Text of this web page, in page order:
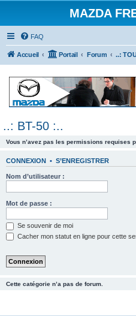
MAZDA
FAQ
Accueil Portail Forum
..: BT-50 :..
Vous n’avez pas les permissions requises
CONNEXION • S’ENREGISTRER
Nom d’utilisateur :
Mot de passe :
Se souvenir de moi
Cacher mon statut en ligne pour cette
Cette catégorie n’a pas de forum.